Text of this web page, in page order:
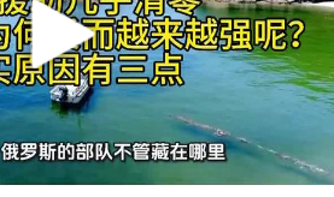
郑丽文：台湾从来没有“独立”过
上四休三，但降薪1000元，你接受吗？
酒店花洒现排泄物住客索赔遭拒
07:06